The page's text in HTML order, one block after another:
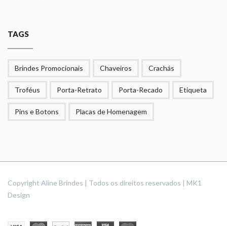
TAGS
Brindes Promocionais Chaveiros Crachás
Troféus Porta-Retrato Porta-Recado Etiqueta
Pins e Botons Placas de Homenagem
Copyright Aline Brindes | Todos os direitos reservados | MK1
Design